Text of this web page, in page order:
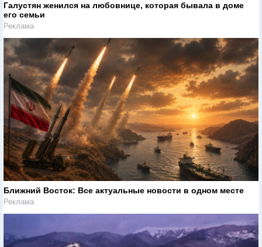
Галустян женился на любовнице, которая бывала в доме
его семьи
Реклама
Ближний Восток: Все актуальные новости в одном месте
Реклама